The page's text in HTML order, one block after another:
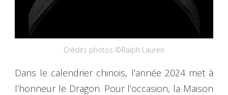
Crédits photos ©Ralph Lauren
Dans le calendrier chinois, l’année 2024 met à
l’honneur le Dragon. Pour l’occasion, la Maison